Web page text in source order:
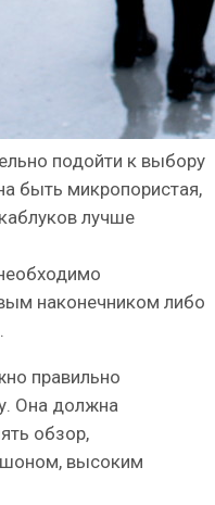
подойти к выбору
быть микропористая,
лучше
наконечником либо
правильно
Она должна
обзор,
высоким